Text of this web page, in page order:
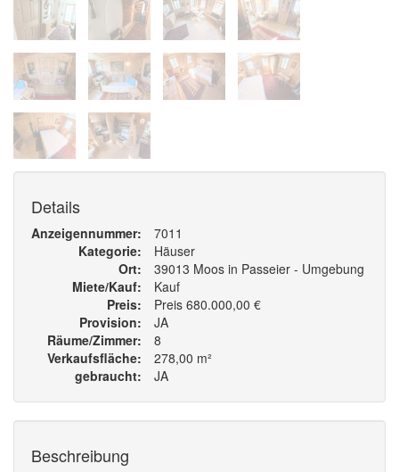
Details
Anzeigennummer
7011
Kategorie
Häuser
Ort
39013 Moos in Passeier - Umgebung
Miete/Kauf
Kauf
Preis
Preis 680.000,00 €
Provision
JA
Räume/Zimmer
8
Verkaufsfläche
278,00 m²
gebraucht
JA
Beschreibung